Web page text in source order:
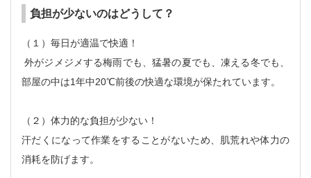
負担が少ないのはどうして？
（１）毎日が適温で快適！
外がジメジメする梅雨でも、猛暑の夏でも、凍える冬でも、
部屋の中は1年中20℃前後の快適な環境が保たれています。
（２）体力的な負担が少ない！
汗だくになって作業をすることがないため、肌荒れや体力の
消耗を防げます。